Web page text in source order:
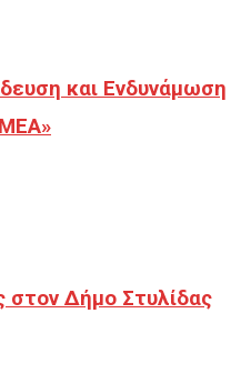
και Ενδυνάμωση
στον Δήμο Στυλίδας